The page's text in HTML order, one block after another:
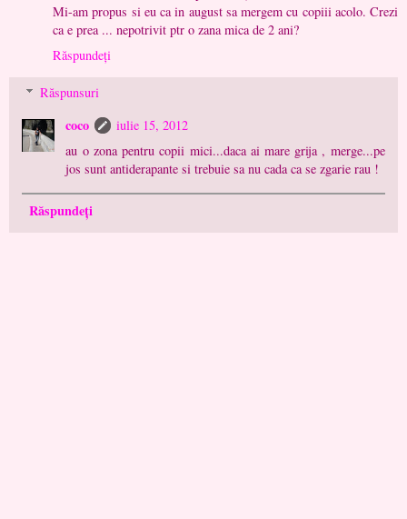
Mi-am propus si eu ca in august sa mergem cu copiii acolo. Crezi
ca e prea ... nepotrivit ptr o zana mica de 2 ani?
Răspundeți
Răspunsuri
coco
iulie 15, 2012
au o zona pentru copii mici...daca ai mare grija , merge...pe
jos sunt antiderapante si trebuie sa nu cada ca se zgarie rau !
Răspundeți